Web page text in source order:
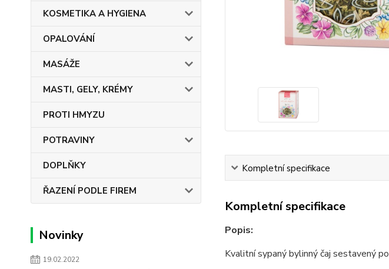
KOSMETIKA A HYGIENA
OPALOVÁNÍ
MASÁŽE
MASTI, GELY, KRÉMY
PROTI HMYZU
POTRAVINY
DOPLŇKY
ŘAZENÍ PODLE FIREM
Novinky
19.02.2022
Kompletní specifikace
Kompletní specifikace
Popis:
Kvalitní sypaný bylinný čaj sestavený